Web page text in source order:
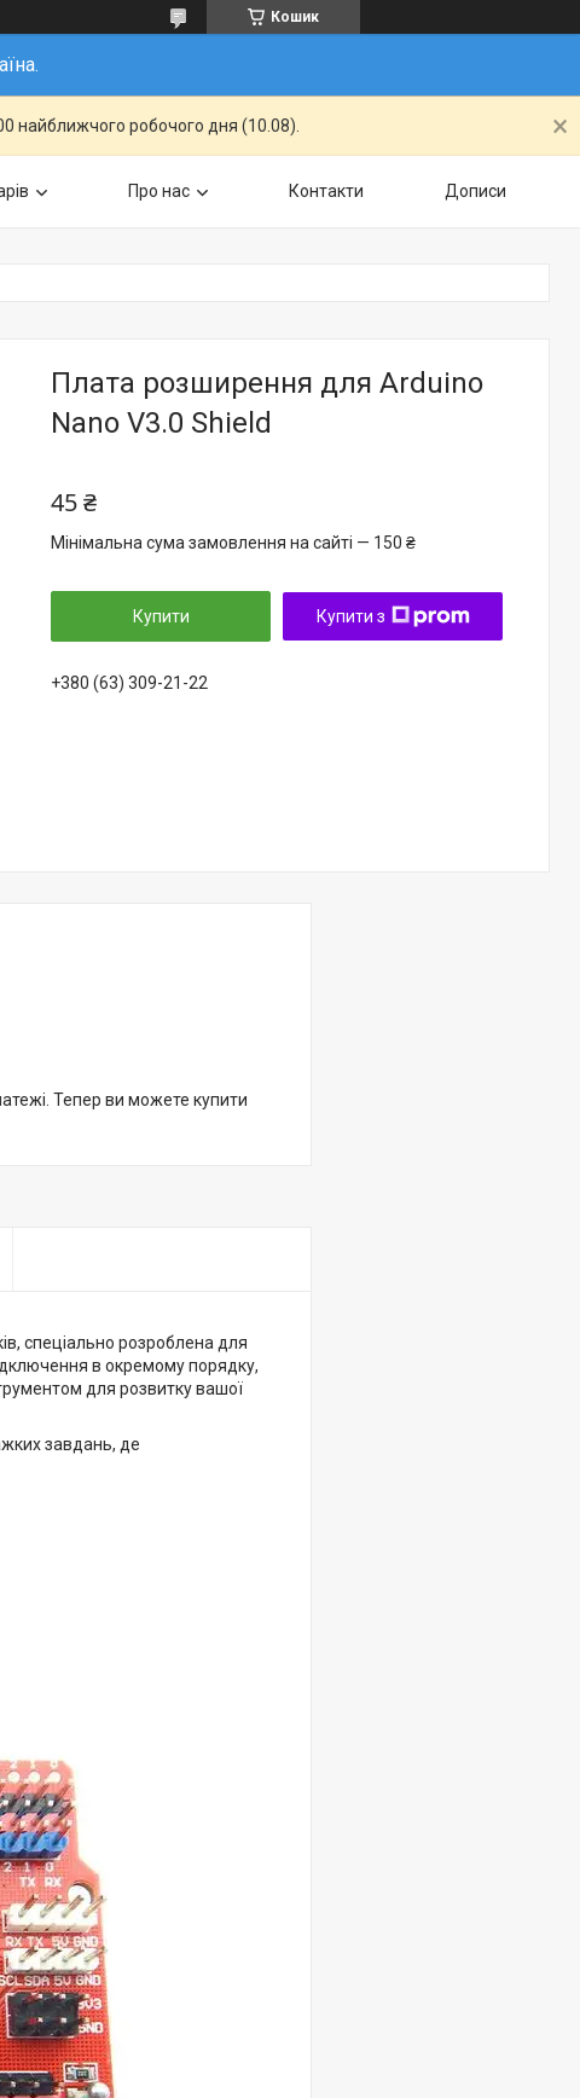
Кошик
найближчого робочого дня (10.08).
Про нас Контакти Дописи
Плата розширення для Arduino
Nano V3.0 Shield
45 ₴
Мінімальна сума замовлення на сайті — 150 ₴
Купити Купити з
+380 (63) 309-21-22
Тепер ви можете купити
спеціально розроблена для
в окремому порядку,
для розвитку вашої
завдань, де